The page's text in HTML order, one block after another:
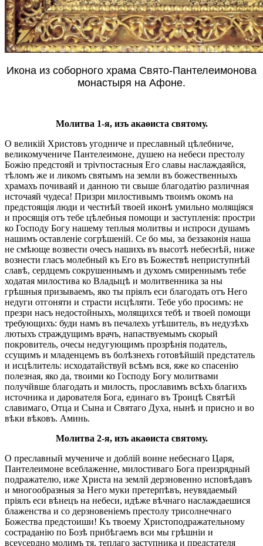
Икона из соборного храма Свято-Пантелеимонова
монастыря на Афоне.
Молитва 1-я, изъ акаѳиста святому.
О великій Христовъ угодниче и преславный цѣлебниче,
великомучениче Пантелеимоне, душею на небеси престолу
Божію предстояй и тріѵпостасныя Его славы наслаждаяйся,
тѣломъ же и ликомъ святымъ на земли въ божественныхъ
храмахъ почиваяй и данною ти свыше благодатію различная
источаяй чудеса! Призри милостивымъ твоимъ окомъ на
предстоящія люди и честнѣй твоей иконѣ умильно молящіяся
и просящія отъ тебе цѣлебныя помощи и заступленія: простри
ко Господу Богу нашему теплыя молитвы и испроси душамъ
нашимъ оставленіе согрѣшеній. Се бо мы, за беззаконія наша
не смѣюще возвести очесъ нашихъ въ высотѣ небеснѣй, ниже
вознести гласъ молебный къ Его въ Божествѣ неприступнѣй
славѣ, сердцемъ сокрушеннымъ и духомъ смиреннымъ тебе
ходатая милостива ко Владыцѣ и молитвенника за ны
грѣшныя призываемъ, яко ты пріялъ еси благодать отъ Него
недуги отгоняти и страсти исцѣляти. Тебе убо просимъ: не
презри насъ недостойныхъ, молящихся тебѣ и твоей помощи
требующихъ: буди намъ въ печалехъ утѣшитель, въ недузѣхъ
лютыхъ страждущимъ врачъ, напаствуемымъ скорый
покровитель, очесы недугующимъ прозрѣнія податель,
ссущимъ и младенцемъ въ болѣзнехъ готовѣйшій предстатель
и исцѣлитель: исходатайствуй всѣмъ вся, яже ко спасенію
полезная, яко да, твоими ко Господу Богу молитвами
получйвше благодать и милость, прославимъ всѣхъ благихъ
источника и дарователя Бога, единаго въ Троицѣ Святѣй
славимаго, Отца и Сына и Святаго Духа, нынѣ и присно и во
вѣки вѣковъ. Аминь.
Молитва 2-я, изъ акаѳиста святому.
О преславный мучениче и доблій воине небеснаго Царя,
Пантелеимоне всеблаженне, милостиваго Бога преизрядный
подражателю, иже Христа на землй дерзновенно исповѣдавъ
и многообразныя за Него муки претерпѣвъ, неувядаемый
пріялъ еси вѣнецъ на небеси, идѣже вѣчнаго наслаждаешися
блаженства и со дерзновеніемъ престолу трисолнечнаго
Божества предстоиши! Къ твоему Христоподражательному
состраданію по Бозѣ прибѣгаемъ вси мы грѣшніи и
всеусердно молимъ тя, теплаго заступника и предстателя